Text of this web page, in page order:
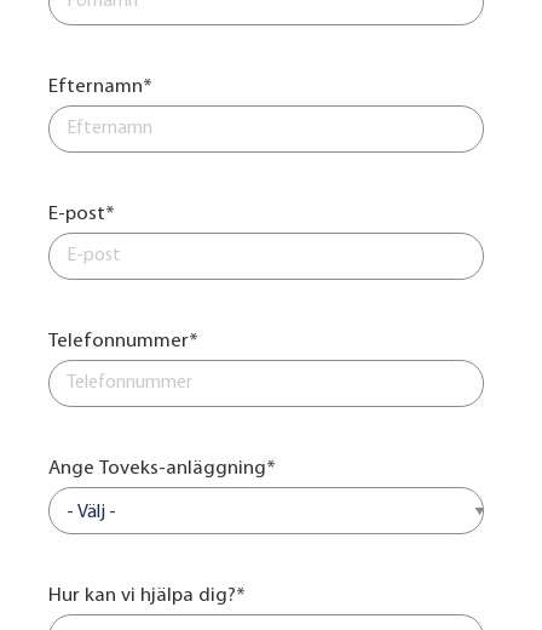
Efternamn*
E-post*
Telefonnummer*
Ange Toveks-anläggning*
Hur kan vi hjälpa dig?*